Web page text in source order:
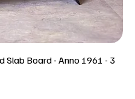
Slab Board - Anno 1961 - 3